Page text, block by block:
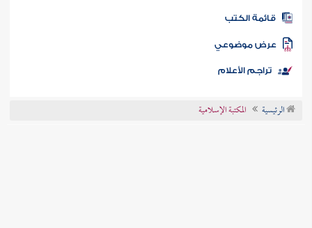
المكتبة
الكتب
موضوعي
تراجم الأعلام
الرئيسية المكتبة الإسلامية